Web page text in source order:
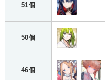
51個
50個
46個